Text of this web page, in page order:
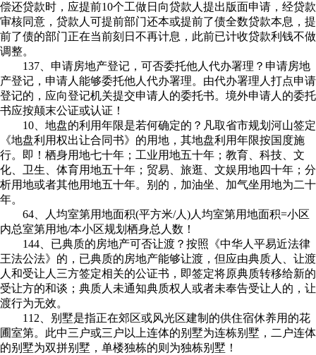
偿还贷款时，应提前10个工做日向贷款人提出版面申请，经贷款
审核同意，贷款人可提前部门还本或提前了债全数贷款本息，提
前了债的部门正在当前刻日不再计息，此前已计收贷款利钱不做
调整。
137、申请房地产登记，可否委托他人代办署理？申请房地
产登记，申请人能够委托他人代办署理。由代办署理人打点申请
登记的，应向登记机关提交申请人的委托书。境外申请人的委托
书应按颠末公证或认证！
10、地盘的利用年限是若何确定的？凡取省市规划河山签定
《地盘利用权出让合同书》的用地，其地盘利用年限按国度施
行。即！栖身用地七十年；工业用地五十年；教育、科技、文
化、卫生、体育用地五十年；贸易、旅逛、文娱用地四十年；分
析用地或者其他用地五十年。别的，加油坐、加气坐用地为二十
年。
64、人均室第用地面积(平方米/人)人均室第用地面积=小区
内总室第用地/本小区规划栖身总人数！
144、已典质的房地产可否让渡？按照《中华人平易近法律
王法公法》的，已典质的房地产能够让渡，但应由典质人、让渡
人和受让人三方签定相关的公证书，即签定将原典质转移给新的
受让方的和谈；典质人未通知典质权人或者未奉告受让人的，让
渡行为无效。
112、别墅是指正在郊区或风光区建制的供住宿休养用的花
圃室第。此中三户或三户以上连体的别墅为连栋别墅，二户连体
的别墅为双拼别墅，单楼独栋的则为独栋别墅！